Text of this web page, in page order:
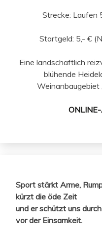
Strecke: Laufen
Startgeld: 5,- €
Eine landschaftlich
blühende
Weinanbaugebiet
Sport stärkt Arme,
kürzt die öde Zeit
und er schützt uns
vor der Einsamkeit.